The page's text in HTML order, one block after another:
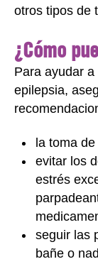
otros tipos de
¿Cómo
Para ayudar
epilepsia,
la toma
evitar los
estrés
seguir las
bañe o